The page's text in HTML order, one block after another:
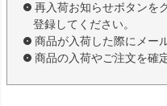
再入荷お知らせボタンを
登録してください。
商品が入荷した際にメー
商品の入荷やご注文を確